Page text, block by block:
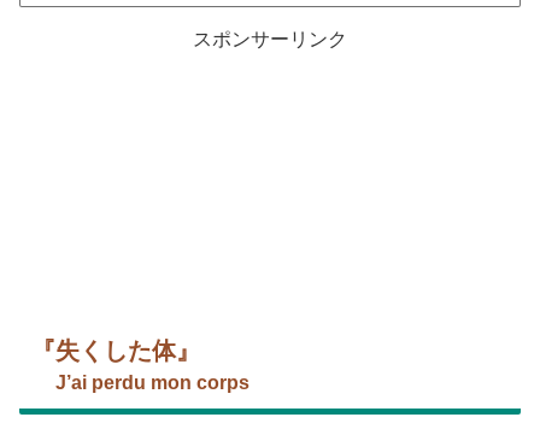
スポンサーリンク
『失くした体』
J’ai perdu mon corps